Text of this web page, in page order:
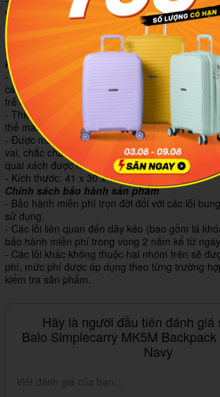
vùng vai nên không làm bạn nhức mỏi cánh
hành trình mang vác đồ đạc.
- Có thể điều chỉnh độ dài để phù hợp với chiều
dụng.
Kiểu dáng thời trang
- Balo Simplecarry B2B15 M Lofoten sở hữu
cách trẻ trung và độc đáo, là một phụ kiện
trẻ mỗi khi đi dạo phố, du lịch và cả khi đi học.
- Thiết kế ngăn chứa rộng rãi, tiện dụng, được
thể mang được laptop cùng các phụ kiên, tránh
- Được may bằng kỹ thuật gấp mép dây viền,
vai, chắc chắn, việc nới dài – thu ngắn dây đeo
quai xách được may phía trên quai đeo.
- Kích thước: 41 x 30 x 15 cm.
Chính sách bảo hành sản phẩm
- Bảo hành miễn phí trọn đời đối với các lỗi
sử dụng.
- Các lỗi liên quan đến dây kéo (bao gồm lá
bảo hành miễn phí trong vòng 2 năm kể từ
- Các lỗi khác không thuộc hai nhóm trên sẽ
phí, mức phí được áp dụng theo từng trường
kiểm tra sản phẩm.
Hãy là người đầu tiên đánh giá
Balo Simplecarry MK5M
Navy
Viết đánh giá của bạn...